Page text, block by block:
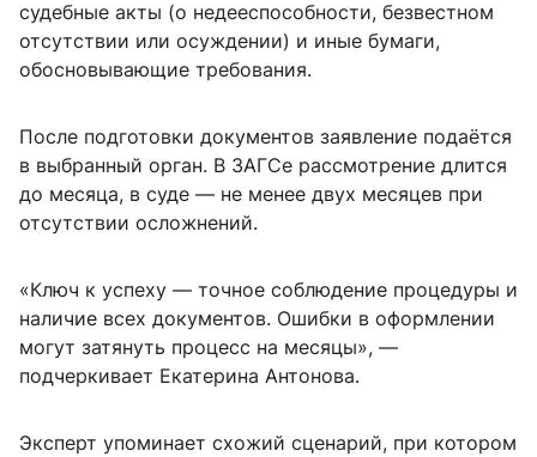
судебные акты (о недееспособности, безвестном
отсутствии или осуждении) и иные бумаги,
обосновывающие требования.
После подготовки документов заявление подаётся
в выбранный орган. В ЗАГСе рассмотрение длится
до месяца, в суде — не менее двух месяцев при
отсутствии осложнений.
«Ключ к успеху — точное соблюдение процедуры и
наличие всех документов. Ошибки в оформлении
могут затянуть процесс на месяцы», —
подчеркивает Екатерина Антонова.
Эксперт упоминает схожий сценарий, при котором